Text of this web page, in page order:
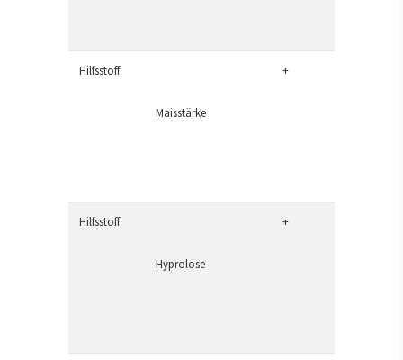
Hilfsstoff
Maisstärke
+
Hilfsstoff
Hyprolose
+